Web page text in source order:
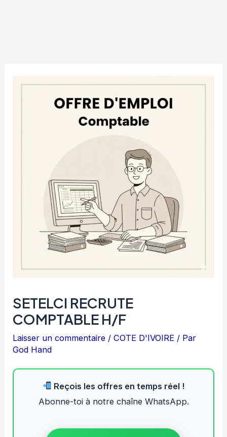
SETELCI RECRUTE
COMPTABLE H/F
Laisser un commentaire /COTE D'IVOIRE / Par
God Hand
Reçois les offres en temps réel !
Abonne-toi à notre chaîne WhatsApp.